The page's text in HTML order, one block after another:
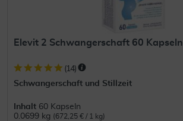
Elevit 2 Schwangerschaft 60 Kapseln
(14)
Schwangerschaft und Stillzeit
Inhalt 60 Kapseln
0.0699 kg (672,25 € / 1 kg)